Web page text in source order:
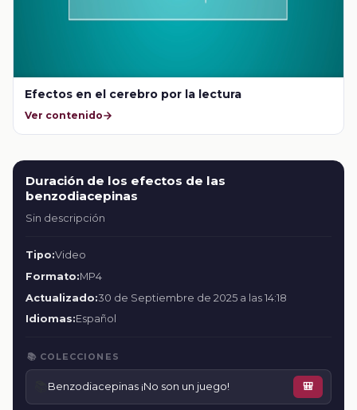
Efectos en el cerebro por la lectura
Ver contenido
Duración de los efectos de las
benzodiacepinas
Sin descripción
Tipo:Video
Formato:MP4
Actualizado:30 de Septiembre de 2025 a las 14:18
Idiomas:Español
📚 COLECCIONES
Benzodiacepinas ¡No son un juego! 🎒